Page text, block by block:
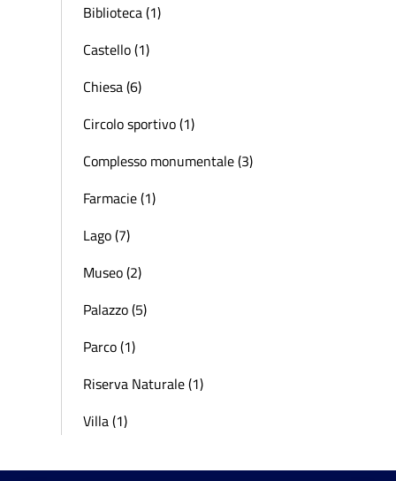
Biblioteca (1)
Castello (1)
Chiesa (6)
Circolo sportivo (1)
Complesso monumentale (3)
Farmacie (1)
Lago (7)
Museo (2)
Palazzo (5)
Parco (1)
Riserva Naturale (1)
Villa (1)